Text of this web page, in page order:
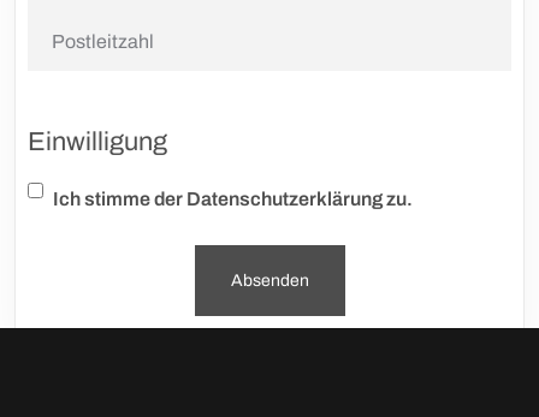
Einwilligung
Ich stimme der Datenschutzerklärung zu.
Absenden